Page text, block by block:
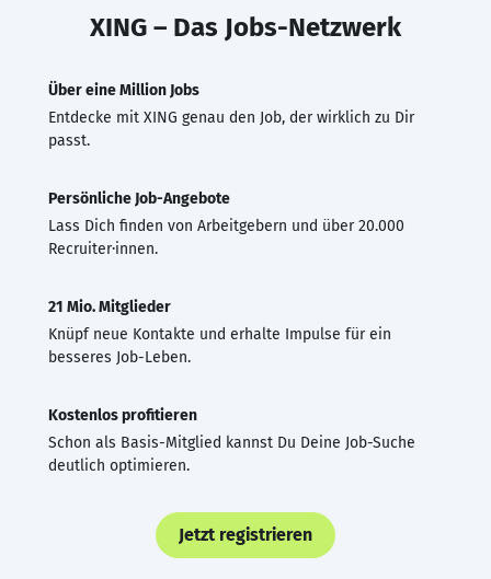
XING – Das Jobs-Netzwerk
Über eine Million Jobs
Entdecke mit XING genau den Job, der wirklich zu Dir
passt.
Persönliche Job-Angebote
Lass Dich finden von Arbeitgebern und über 20.000
Recruiter·innen.
21 Mio. Mitglieder
Knüpf neue Kontakte und erhalte Impulse für ein
besseres Job-Leben.
Kostenlos profitieren
Schon als Basis-Mitglied kannst Du Deine Job-Suche
deutlich optimieren.
Jetzt registrieren